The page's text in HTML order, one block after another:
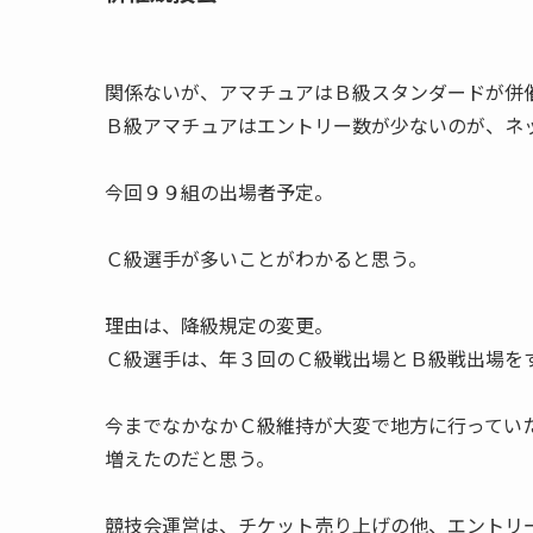
関係ないが、アマチュアはＢ級スタンダードが併
Ｂ級アマチュアはエントリー数が少ないのが、ネ
今回９９組の出場者予定。
Ｃ級選手が多いことがわかると思う。
理由は、降級規定の変更。
Ｃ級選手は、年３回のＣ級戦出場とＢ級戦出場を
今までなかなかＣ級維持が大変で地方に行って
増えたのだと思う。
競技会運営は、チケット売り上げの他、エントリ